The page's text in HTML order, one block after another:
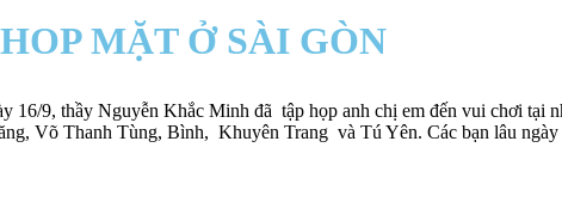
MẶT Ở SÀI GÒN
16/9, thầy Nguyễn Khắc Minh đã tập họp anh chị em đến vui chơi
Võ Thanh Tùng, Bình, Khuyên Trang và Tú Yên. Các bạn lâu ngày